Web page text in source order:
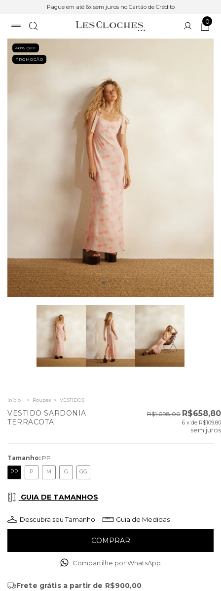
Pague em até 6x sem juros no Cartão de Crédito
0
40% OFF
PROMOÇÃO
Início > Roupas > VESTIDOS
VESTIDO SARDONIA
TERRACOTA
R$1.098,00 R$658,80
6 x de R$109,80
sem juros
Tamanho: PP
PP P M G GG
GUIA DE TAMANHOS
Descubra seu Tamanho Guia de Medidas
Compartilhe por WhatsApp
Frete grátis a partir de R$900,00